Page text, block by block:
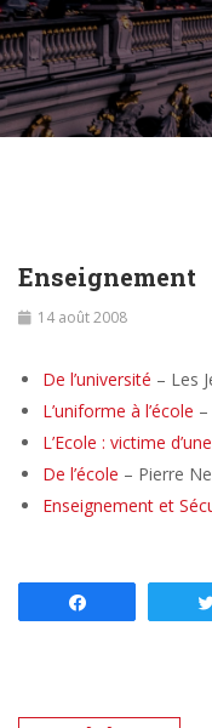
Enseignement
14 août 2008
De l’université – Les
L’uniforme à l’école
L’Ecole : victime
De l’école – Pierre
Enseignement et